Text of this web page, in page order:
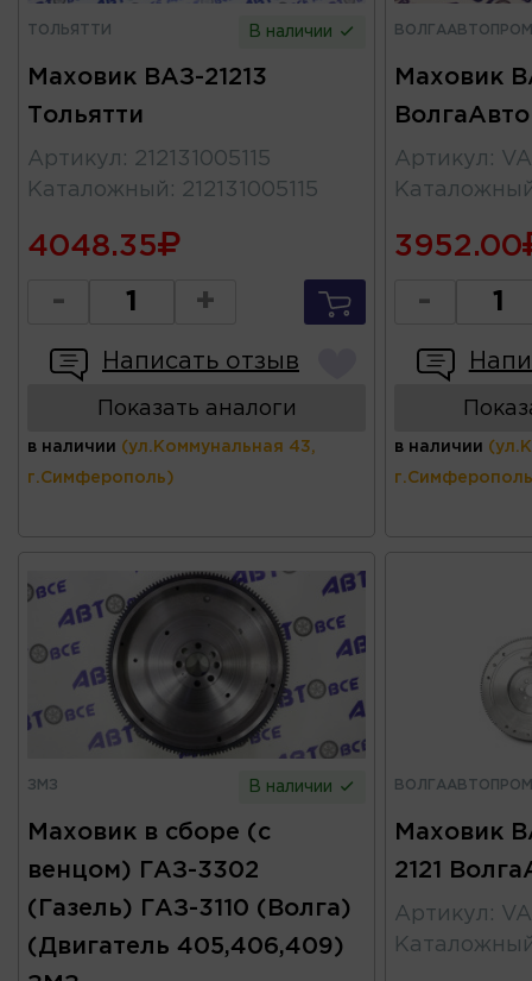
ТОЛЬЯТТИ В наличии
Маховик ВАЗ-21213
Тольятти
Артикул : 212131005115
Каталожный : 212131005115
4048.35
- +
Написать отзыв
Показать аналоги
в наличии (ул.Коммунальная 43,
г.Симферополь)
ВОЛГААВТОПРОМ
Маховик
Артикул :
3952.00
-
в наличии
ЗМЗ В наличии
Маховик в сборе (с
венцом) ГАЗ-3302
(Газель) ГАЗ-3110 (Волга)
(Двигатель 405,406,409)
ВОЛГААВТОПРОМ
Маховик
2121
Артикул :